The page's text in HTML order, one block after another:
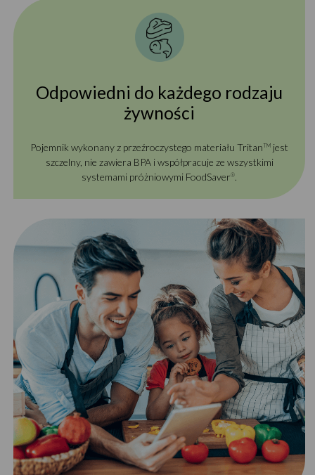
Odpowiedni do każdego rodzaju
żywności
Pojemnik wykonany z przeźroczystego materiału Tritan TM jest
szczelny, nie zawiera BPA i współpracuje ze wszystkimi
systemami próżniowymi FoodSaver®.